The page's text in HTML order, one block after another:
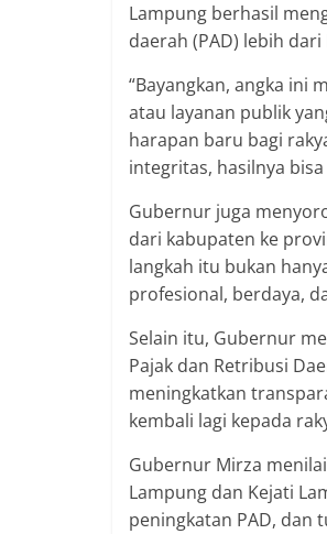
Lampung berhasil
daerah (PAD) lebih dari
“Bayangkan, angka ini
atau layanan publik
harapan baru bagi
integritas, hasilnya
Gubernur juga
dari kabupaten ke
langkah itu bukan
profesional, berdaya,
Selain itu, Gubernur
Pajak dan Retribusi
meningkatkan
kembali lagi kepada
Gubernur Mirza
Lampung dan Kejati
peningkatan PAD, dan